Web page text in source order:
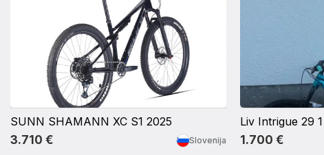
SUNN SHAMANN XC S1 2025
Slovenija
3.710 €
Liv Intrigue 29
1.700 €